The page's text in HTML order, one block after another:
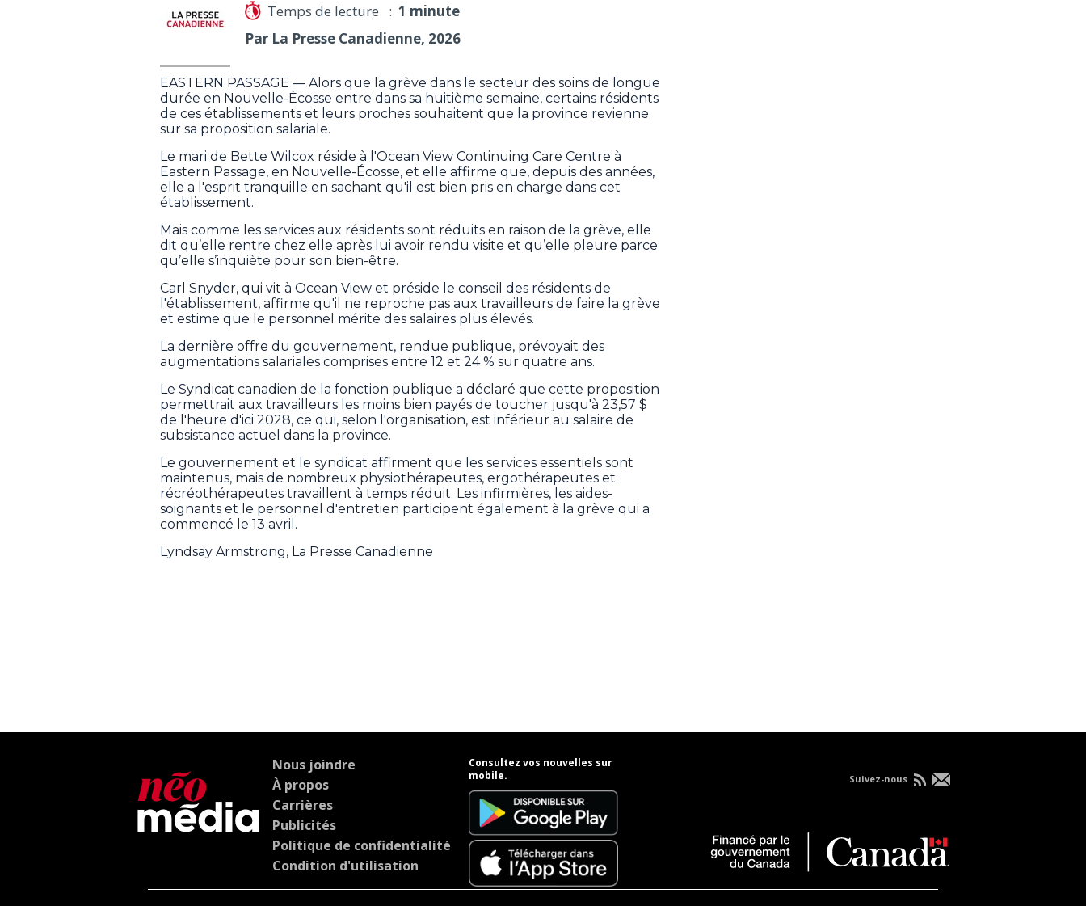
Temps de lecture : 1 minute
Par La Presse Canadienne, 2026
EASTERN PASSAGE — Alors que la grève dans le secteur des soins de longue
durée en Nouvelle-Écosse entre dans sa huitième semaine, certains résidents
de ces établissements et leurs proches souhaitent que la province revienne
sur sa proposition salariale.
Le mari de Bette Wilcox réside à l'Ocean View Continuing Care Centre à
Eastern Passage, en Nouvelle-Écosse, et elle affirme que, depuis des années,
elle a l'esprit tranquille en sachant qu'il est bien pris en charge dans cet
établissement.
Mais comme les services aux résidents sont réduits en raison de la grève, elle
dit qu’elle rentre chez elle après lui avoir rendu visite et qu’elle pleure parce
qu’elle s’inquiète pour son bien-être.
Carl Snyder, qui vit à Ocean View et préside le conseil des résidents de
l'établissement, affirme qu'il ne reproche pas aux travailleurs de faire la grève
et estime que le personnel mérite des salaires plus élevés.
La dernière offre du gouvernement, rendue publique, prévoyait des
augmentations salariales comprises entre 12 et 24 % sur quatre ans.
Le Syndicat canadien de la fonction publique a déclaré que cette proposition
permettrait aux travailleurs les moins bien payés de toucher jusqu'à 23,57 $
de l'heure d'ici 2028, ce qui, selon l'organisation, est inférieur au salaire de
subsistance actuel dans la province.
Le gouvernement et le syndicat affirment que les services essentiels sont
maintenus, mais de nombreux physiothérapeutes, ergothérapeutes et
récréothérapeutes travaillent à temps réduit. Les infirmières, les aides-
soignants et le personnel d'entretien participent également à la grève qui a
commencé le 13 avril.
Lyndsay Armstrong, La Presse Canadienne
Nous joindre
À propos
Carrières
Publicités
Politique de confidentialité
Condition d'utilisation
Consultez vos nouvelles sur
mobile.
Suivez-nous